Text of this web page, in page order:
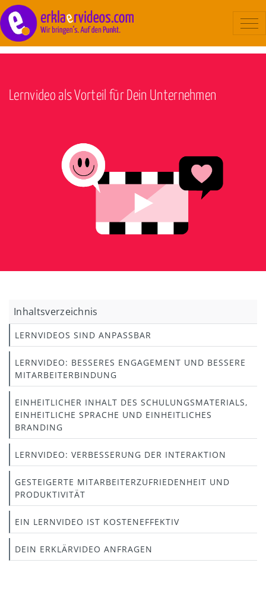
Über uns
Kontakt
Blog
Lernvideo als Vorteil für Dein Unternehmen
Inhaltsverzeichnis
LERNVIDEOS SIND ANPASSBAR
LERNVIDEO: BESSERES ENGAGEMENT UND BESSERE
MITARBEITERBINDUNG
EINHEITLICHER INHALT DES SCHULUNGSMATERIALS,
EINHEITLICHE SPRACHE UND EINHEITLICHES
BRANDING
LERNVIDEO: VERBESSERUNG DER INTERAKTION
GESTEIGERTE MITARBEITERZUFRIEDENHEIT UND
PRODUKTIVITÄT
EIN LERNVIDEO IST KOSTENEFFEKTIV
DEIN ERKLÄRVIDEO ANFRAGEN